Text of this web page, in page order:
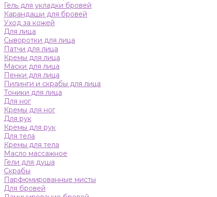
Гель для укладки бровей
Карандаши для бровей
Уход за кожей
Для лица
Сыворотки для лица
Патчи для лица
Кремы для лица
Маски для лица
Пенки для лица
Пилинги и скрабы для лица
Тоники для лица
Для ног
Кремы для ног
Для рук
Кремы для рук
Для тела
Кремы для тела
Масло массажное
Гели для душа
Скрабы
Парфюмированные мисты
Для бровей